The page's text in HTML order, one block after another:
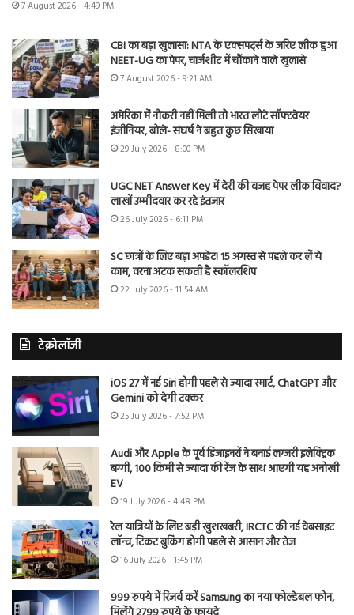
7 August 2026 - 4:49 PM
CBI का बड़ा खुलासा: NTA के एक्सपर्ट्स के जरिए लीक हुआ
NEET-UG का पेपर, चार्जशीट में चौंकाने वाले खुलासे
7 August 2026 - 9:21 AM
अमेरिका में नौकरी नहीं मिली तो भारत लौटे सॉफ्टवेयर
इंजीनियर, बोले- संघर्ष ने बहुत कुछ सिखाया
29 July 2026 - 8:00 PM
UGC NET Answer Key में देरी की वजह पेपर लीक विवाद?
लाखों उम्मीदवार कर रहे इंतजार
26 July 2026 - 6:11 PM
SC छात्रों के लिए बड़ा अपडेट! 15 अगस्त से पहले कर लें ये
काम, वरना अटक सकती है स्कॉलरशिप
22 July 2026 - 11:54 AM
टेक्नोलॉजी
iOS 27 में नई Siri होगी पहले से ज्यादा स्मार्ट, ChatGPT और
Gemini को देगी टक्कर
25 July 2026 - 7:52 PM
Audi और Apple के पूर्व डिजाइनरों ने बनाई लग्जरी इलेक्ट्रिक
बग्गी, 100 किमी से ज्यादा की रेंज के साथ आएगी यह अनोखी
EV
19 July 2026 - 4:48 PM
रेल यात्रियों के लिए बड़ी खुशखबरी, IRCTC की नई वेबसाइट
लॉन्च, टिकट बुकिंग होगी पहले से आसान और तेज
16 July 2026 - 1:45 PM
999 रुपये में रिजर्व करें Samsung का नया फोल्डेबल फोन,